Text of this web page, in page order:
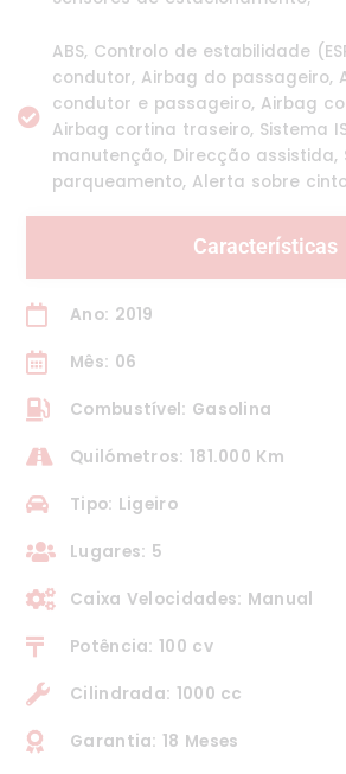
ABS, Controlo de estabilidade
condutor, Airbag do passageiro,
condutor e passageiro, Airbag
Airbag cortina traseiro, Sistema
manutenção, Direcção assistida,
parqueamento, Alerta sobre
Características
Ano: 2019
Mês: 06
Combustível: Gasolina
Quilómetros: 181.000 Km
Tipo: Ligeiro
Lugares: 5
Caixa Velocidades: Manual
Potência: 100 cv
Cilindrada: 1000 cc
Garantia: 18 Meses